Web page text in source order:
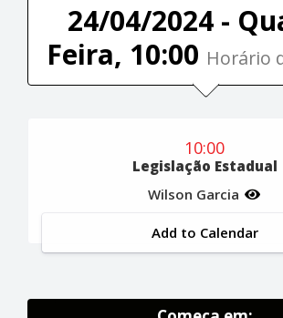
24/04/2024 -
Feira, 10:00 Horário
10:00
Legislação Estadual
Wilson Garcia
Add to Calendar